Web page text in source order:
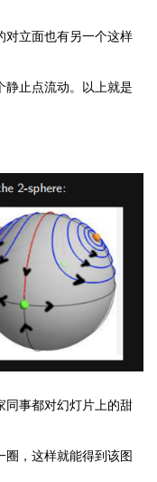
对立面也有另一个这样
静止点流动。以上就是
同事都对幻灯片上的甜
圈，这样就能得到该图